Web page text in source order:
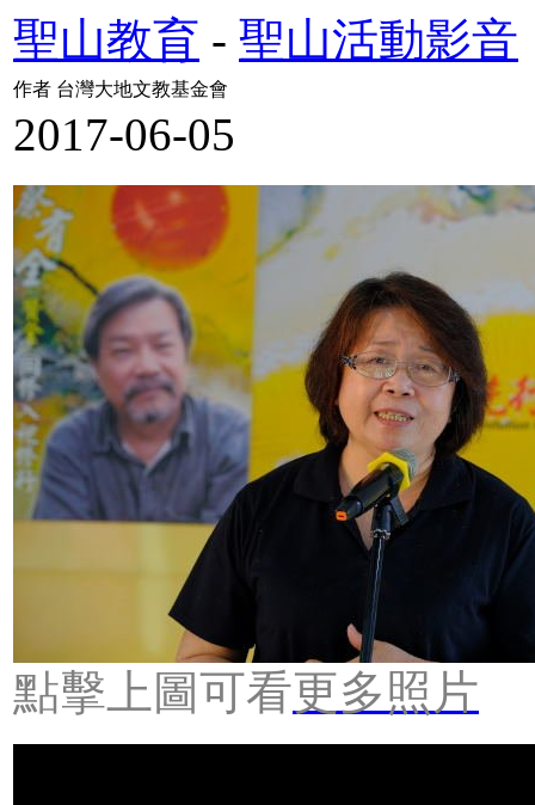
聖山教育 - 聖山活動影音
作者 台灣大地文教基金會
2017-06-05
點擊上圖可看更多照片